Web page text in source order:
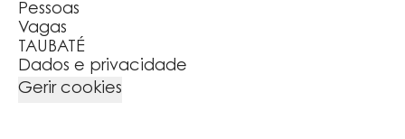
Pessoas
Vagas
TAUBATÉ
Dados e privacidade
Gerir cookies